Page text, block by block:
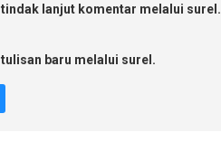
tindak lanjut komentar melalui surel.
baru melalui surel.